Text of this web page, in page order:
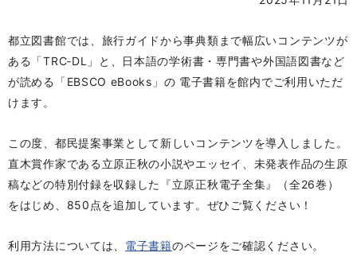
都立図書館では、旅行ガイドから事典類まで幅広いコンテンツが
ある「TRC‐DL」と、日本語の学術書・専門書や外国語図書など
が読める「EBSCO eBooks」の 電子書籍を館内でご利用いただ
けます。
この度、都民提案事業として新しいコンテンツを導入しました。
直木賞作家である立原正秋の小説やエッセイ、未発表作品の生原
稿などの特別付録を収録した『立原正秋電子全集』（全26巻）
をはじめ、850点を追加しています。ぜひご覧ください！
利用方法については、 電子書籍のページをご確認ください。